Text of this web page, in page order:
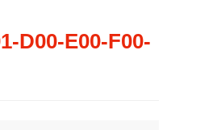
D00-E00-F00-